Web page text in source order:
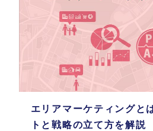
エリアマーケティング
トと戦略の立て方を解説